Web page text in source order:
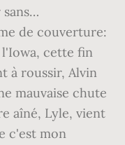
sans…
de couverture:
l'Iowa, cette fin
à roussir, Alvin
mauvaise chute
aîné, Lyle, vient
c'est mon